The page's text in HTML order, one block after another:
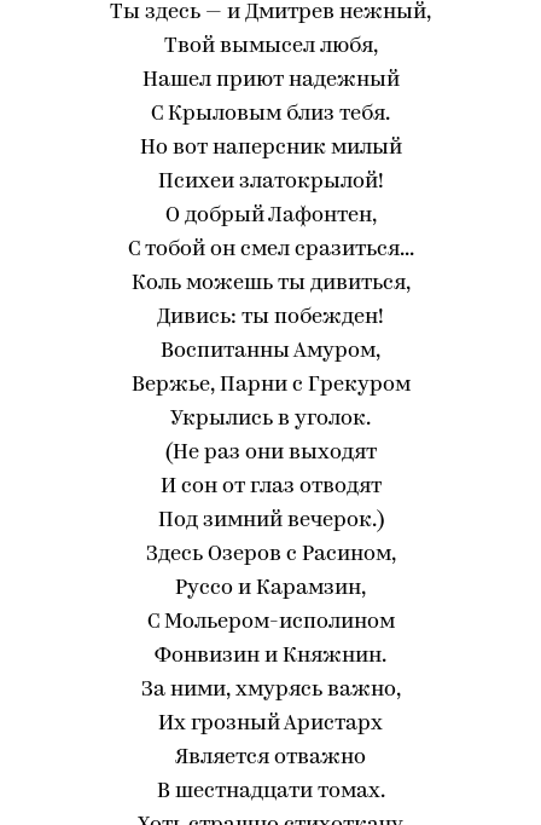
Ты здесь — и Дмитрев нежный,
Твой вымысел любя,
Нашел приют надежный
С Крыловым близ тебя.
Но вот наперсник милый
Психеи златокрылой!
О добрый Лафонтен,
С тобой он смел сразиться...
Коль можешь ты дивиться,
Дивись: ты побежден!
Воспитанны Амуром,
Вержье, Парни с Грекуром
Укрылись в уголок.
(Не раз они выходят
И сон от глаз отводят
Под зимний вечерок.)
Здесь Озеров с Расином,
Руссо и Карамзин,
С Мольером-исполином
Фонвизин и Княжнин.
За ними, хмурясь важно,
Их грозный Аристарх
Является отважно
В шестнадцати томах.